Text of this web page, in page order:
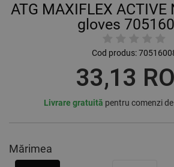
ATG MAXIFLEX
gloves
Cod produs:
33,13
Livrare gratuită pentru comenzi
Mărimea